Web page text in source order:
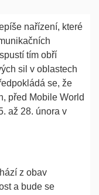
nařízení, které
tím obří
sil v oblastech
se, že
před Mobile World
až 28. února v
z obav
a bude se